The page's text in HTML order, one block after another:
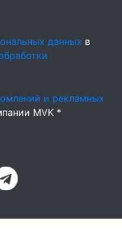
данных в
и рекламных
MVK *